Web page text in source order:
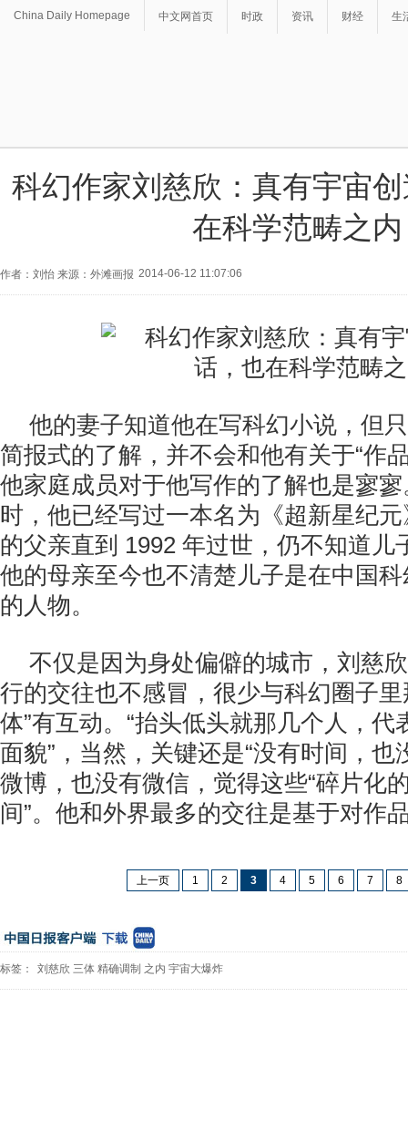
China Daily Homepage 中文网首页 时政 资讯 财经 生
科幻作家刘慈欣：真有宇宙
在科学范畴之内
作者：刘怡 来源：外滩画报 2014-06-12 11:07:06
他的妻子知道他在写科幻小说，但
简报式的了解，并不会和他有关于“作
他家庭成员对于他写作的了解也是寥
时，他已经写过一本名为《超新星纪
的父亲直到 1992 年过世，仍不知道儿
他的母亲至今也不清楚儿子是在中国
的人物。
不仅是因为身处偏僻的城市，刘慈
行的交往也不感冒，很少与科幻圈子
体”有互动。“抬头低头就那几个人，代
面貌”，当然，关键还是“没有时间，也
微博，也没有微信，觉得这些“碎片化
间”。他和外界最多的交往是基于对作
上一页 1 2 3 4 5 6 7 8
标签： 刘慈欣 三体 精确调制 之内 宇宙大爆炸